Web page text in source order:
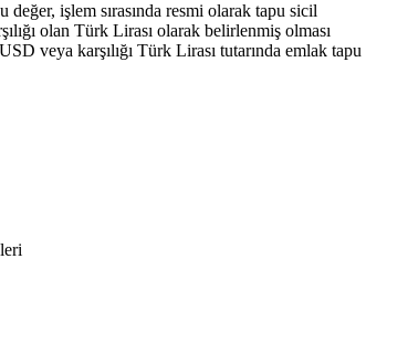
işlem sırasında resmi olarak tapu sicil
olan Türk Lirası olarak belirlenmiş olması
veya karşılığı Türk Lirası tutarında emlak tapu